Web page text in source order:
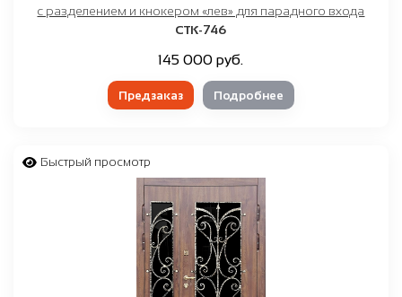
с разделением и кнокером «лев» для парадного входа
СТК-746
145 000 руб.
Предзаказ Подробнее
Быстрый просмотр